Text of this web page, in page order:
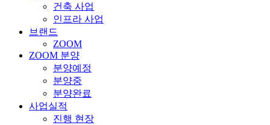
건축 사업
인프라 사업
브랜드
ZOOM
ZOOM 분양
분양예정
분양중
분양완료
사업실적
진행 현장